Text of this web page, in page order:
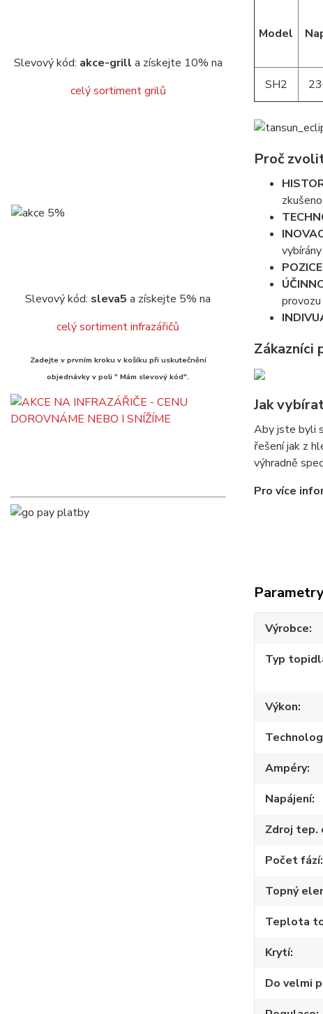
Slevový kód: akce-grill a získejte 10% na
celý sortiment grilů
Slevový kód: sleva5 a získejte 5% na
celý sortiment infrazářičů
Zadejte v prvním kroku v košíku při uskutečnění
objednávky v poli " Mám slevový kód".
Model
SH2
Proč
provozu
Zákazníci
Jak
Aby jste byli
řešení jak z
výhradně
Pro více
Výrobce
Typ
Výkon
Ampéry
Napájení
Zdroj tep.
Počet fází
Topný
Teplota
Krytí
Do velmi